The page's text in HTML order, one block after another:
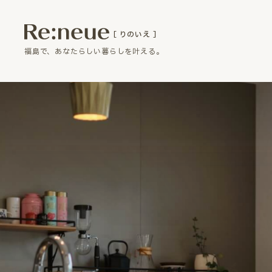
［ りのいえ ］
福島で、あなたらしい暮らしを叶える。